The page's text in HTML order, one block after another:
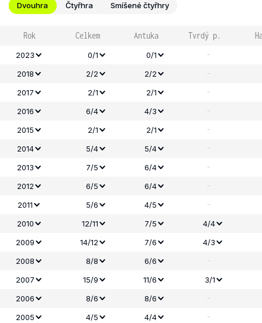
Dvouhra Čtyřhra Smíšené čtyřhry
Rok Celkem Antuka Tvrdý p.
2023 0/1 0/1 -
2018 2/2 2/2 -
2017 2/1 2/1 -
2016 6/4 4/3 -
2015 2/1 2/1 -
2014 5/4 5/4 -
2013 7/5 6/4 -
2012 6/5 6/4 -
2011 5/6 4/5 -
2010 12/11 7/5
4/4
2009
14/12 7/6 4/3
2008
8/8 6/6 -
2007
15/9 11/6
3/1
2006
8/6 8/6 -
2005 4/5 4/4 -